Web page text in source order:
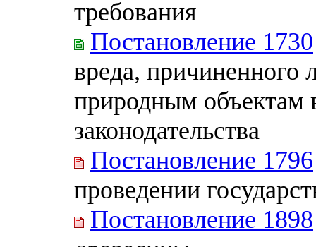
требования
Постановление 1730
вреда, причиненного
природным объектам
законодательства
Постановление 1796
проведении
Постановление 1898